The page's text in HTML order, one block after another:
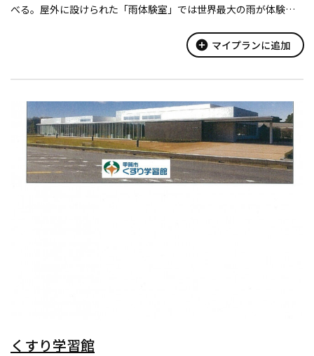
べる。屋外に設けられた「雨体験室」では世界最大の雨が体験で
add_circle マイプランに追加
くすり学習館